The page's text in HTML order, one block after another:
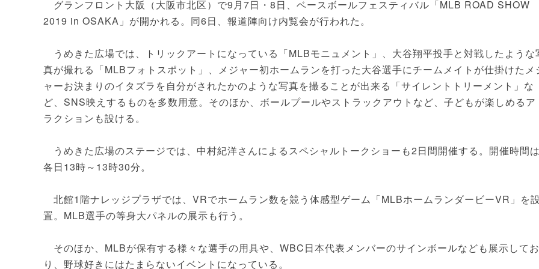
グランフロント大阪（大阪市北区）で9月7日・8日、ベースボールフェスティバル「MLB ROAD SHOW
2019 in OSAKA」が開かれる。同6日、報道陣向け内覧会が行われた。
うめきた広場では、トリックアートになっている「MLBモニュメント」、大谷翔平投手と対戦したような
真が撮れる「MLBフォトスポット」、メジャー初ホームランを打った大谷選手にチームメイトが仕掛けたメ
ャーお決まりのイタズラを自分がされたかのような写真を撮ることが出来る「サイレントトリーメント」な
ど、SNS映えするものを多数用意。そのほか、ボールプールやストラックアウトなど、子どもが楽しめるア
ラクションも設ける。
うめきた広場のステージでは、中村紀洋さんによるスペシャルトークショーも2日間開催する。開催時間は
各日13時～13時30分。
北館1階ナレッジプラザでは、VRでホームラン数を競う体感型ゲーム「MLBホームランダービーVR」を設
置。MLB選手の等身大パネルの展示も行う。
そのほか、MLBが保有する様々な選手の用具や、WBC日本代表メンバーのサインボールなども展示してお
り、野球好きにはたまらないイベントになっている。